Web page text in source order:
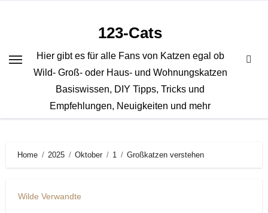
123-Cats
Hier gibt es für alle Fans von Katzen egal ob
Wild- Groß- oder Haus- und Wohnungskatzen
Basiswissen, DIY Tipps, Tricks und
Empfehlungen, Neuigkeiten und mehr
Home 2025 Oktober 1 Großkatzen verstehen
Wilde Verwandte